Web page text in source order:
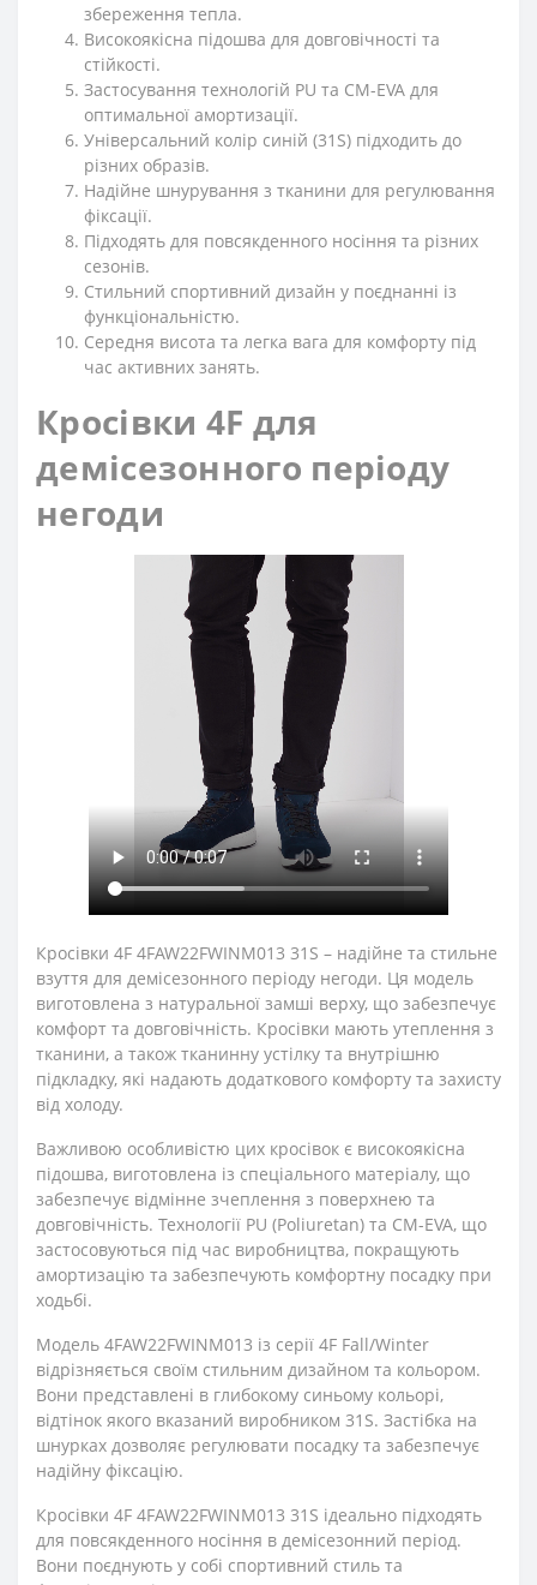
збереження тепла.
Високоякісна підошва для довговічності та
стійкості.
Застосування технологій PU та CM-EVA для
оптимальної амортизації.
Універсальний колір синій (31S) підходить до
різних образів.
Надійне шнурування з тканини для регулювання
фіксації.
Підходять для повсякденного носіння та різних
сезонів.
Стильний спортивний дизайн у поєднанні із
функціональністю.
Середня висота та легка вага для комфорту під
час активних занять.
Кросівки 4F для
демісезонного періоду
негоди
Кросівки 4F 4FAW22FWINM013 31S – надійне та стильне
взуття для демісезонного періоду негоди. Ця модель
виготовлена з натуральної замші верху, що забезпечує
комфорт та довговічність. Кросівки мають утеплення з
тканини, а також тканинну устілку та внутрішню
підкладку, які надають додаткового комфорту та захисту
від холоду.
Важливою особливістю цих кросівок є високоякісна
підошва, виготовлена із спеціального матеріалу, що
забезпечує відмінне зчеплення з поверхнею та
довговічність. Технології PU (Poliuretan) та CM-EVA, що
застосовуються під час виробництва, покращують
амортизацію та забезпечують комфортну посадку при
ходьбі.
Модель 4FAW22FWINM013 із серії 4F Fall/Winter
відрізняється своїм стильним дизайном та кольором.
Вони представлені в глибокому синьому кольорі,
відтінок якого вказаний виробником 31S. Застібка на
шнурках дозволяє регулювати посадку та забезпечує
надійну фіксацію.
Кросівки 4F 4FAW22FWINM013 31S ідеально підходять
для повсякденного носіння в демісезонний період.
Вони поєднують у собі спортивний стиль та